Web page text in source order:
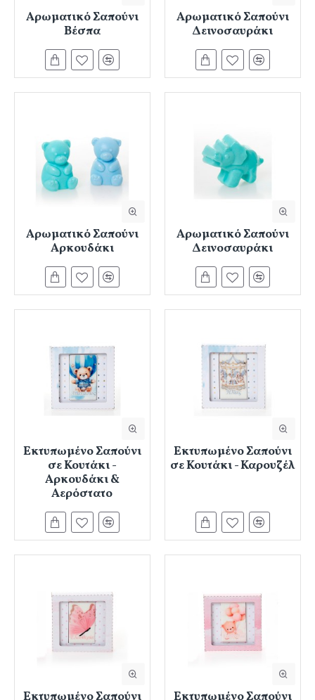
Αρωματικό Σαπούνι
Βέσπα
Αρωματικό Σαπούνι
Δεινοσαυράκι
Αρωματικό Σαπούνι
Αρκουδάκι
Αρωματικό Σαπούνι
Δεινοσαυράκι
Εκτυπωμένο Σαπούνι
σε Κουτάκι -
Αρκουδάκι &
Αερόστατο
Εκτυπωμένο Σαπούνι
σε Κουτάκι - Καρουζέλ